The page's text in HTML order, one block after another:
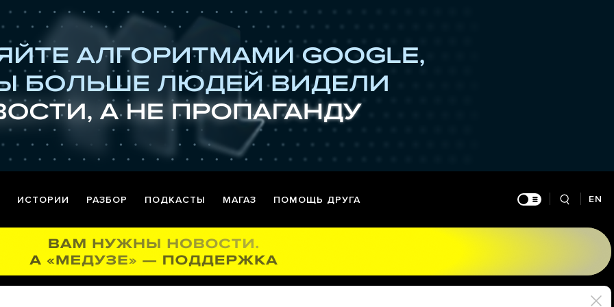
ИСТОРИИ РАЗБОР ПОДКАСТЫ МАГАЗ ПОМОЩЬ ДРУГА EN